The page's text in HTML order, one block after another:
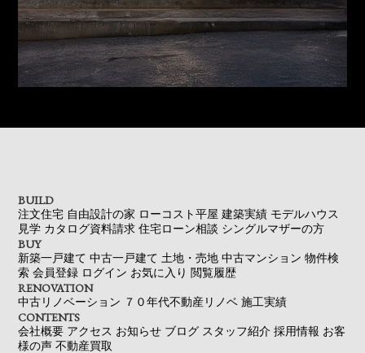
BUILD
注文住宅 自由設計の家 ローコスト平屋 建築実績 モデルハウス
見学 カタログ資料請求 住宅ローン相談 シングルマザーの方
BUY
新築一戸建て 中古一戸建て 土地・売地 中古マンション 物件検
索 会員登録 ログイン お気に入り 閲覧履歴
RENOVATION
中古リノベーション ７０年代不動産リノベ 施工実績
CONTENTS
会社概要 アクセス お知らせ ブログ スタッフ紹介 採用情報 お客
様の声 不動産買取